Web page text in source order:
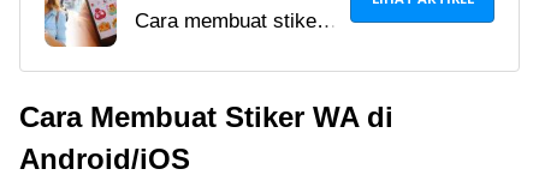
Bergerak Di WhatsApp,
Cara membuat stiker
Ikuti tutorial berikut ini
dan kirim animasi
Cara Membuat Stiker WA di
Android/iOS